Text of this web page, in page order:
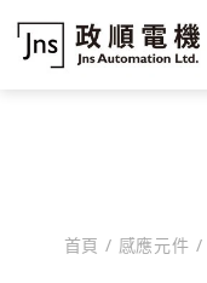
首頁 / 感應元件 /